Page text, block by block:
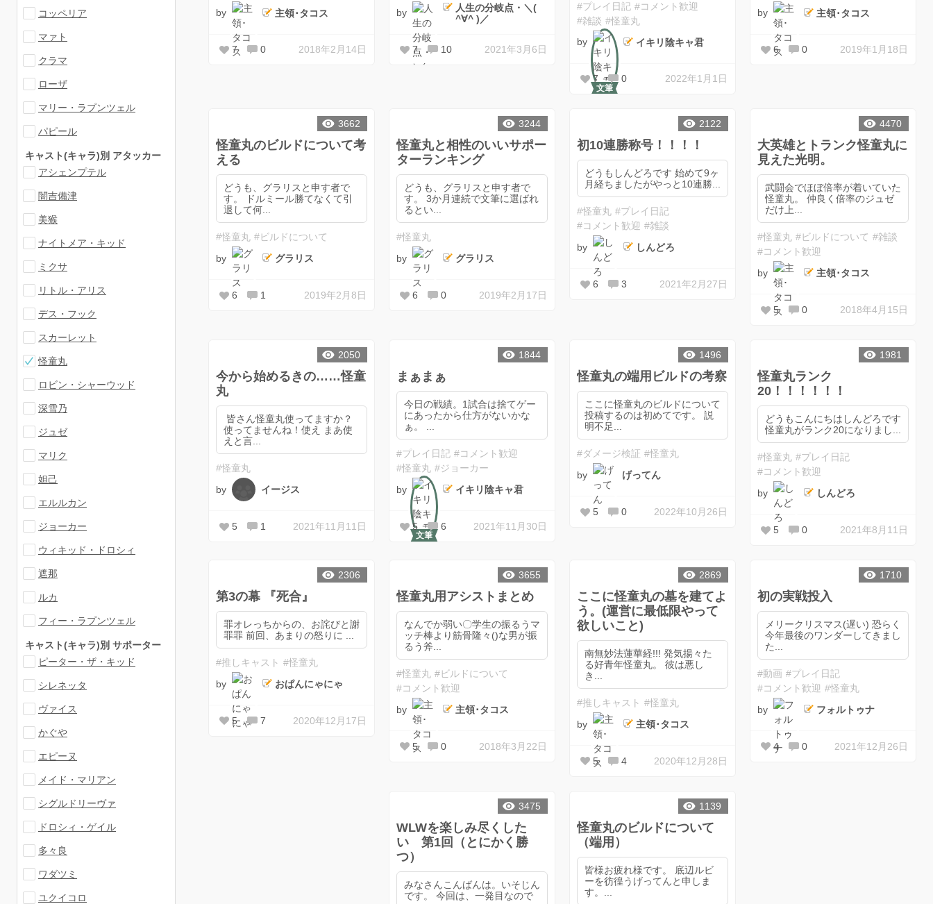
コッペリア
マァト
クラマ
ローザ
マリー・ラプンツェル
パピール
キャスト(キャラ)別 アタッカー
アシェンプテル
闇吉備津
美猴
ナイトメア・キッド
ミクサ
リトル・アリス
デス・フック
スカーレット
怪童丸
ロビン・シャーウッド
深雪乃
ジュゼ
マリク
妲己
エルルカン
ジョーカー
ウィキッド・ドロシィ
遮那
ルカ
フィー・ラプンツェル
キャスト(キャラ)別 サポーター
ピーター・ザ・キッド
シレネッタ
ヴァイス
かぐや
エピーヌ
メイド・マリアン
シグルドリーヴァ
ドロシィ・ゲイル
多々良
ワダツミ
ユクイコロ
by
主領･タコス
7 0 2018年2月14日
by
人生の分岐点・＼(
^∀^ )／
7 10 2021年3月6日
#プレイ日記 #コメント歓迎
#雑談 #怪童丸
by
文筆
イキリ陰キャ君
7 0 2022年1月1日
by
主領･タコス
6 0 2019年1月18日
怪童丸のビルドについて考
える
どうも、グラリスと申す者で
す。 ドルミール勝てなくて引
退して何...
#怪童丸 #ビルドについて
by
グラリス
3662
6 1 2019年2月8日
怪童丸と相性のいいサポー
ターランキング
どうも、グラリスと申す者で
す。 3か月連続で文筆に選ばれ
るとい...
#怪童丸
by
グラリス
3244
6 0 2019年2月17日
初10連勝称号！！！！
どうもしんどろです 始めて9ヶ
月経ちましたがやっと10連勝...
#怪童丸 #プレイ日記
#コメント歓迎 #雑談
by
しんどろ
2122
6 3 2021年2月27日
大英雄とトランク怪童丸に
見えた光明。
武闘会でほぼ倍率が着いていた
怪童丸。 仲良く倍率のジュゼ
だけ上...
#怪童丸 #ビルドについて #雑談
#コメント歓迎
by
主領･タコス
4470
5 0 2018年4月15日
今から始めるきの……怪童
丸
皆さん怪童丸使ってますか？
使ってませんね！使え まあ使
えと言...
#怪童丸
by
イージス
2050
5 1 2021年11月11日
まぁまぁ
今日の戦績。1試合は捨てゲー
にあったから仕方がないかな
ぁ。 ...
#プレイ日記 #コメント歓迎
#怪童丸 #ジョーカー
by
文筆
イキリ陰キャ君
1844
5 6 2021年11月30日
怪童丸の端用ビルドの考察
ここに怪童丸のビルドについて
投稿するのは初めてです。 説
明不足...
#ダメージ検証 #怪童丸
by
げってん
1496
5 0 2022年10月26日
怪童丸ランク
20！！！！！！
どうもこんにちはしんどろです
怪童丸がランク20になりまし...
#怪童丸 #プレイ日記
#コメント歓迎
by
しんどろ
1981
5 0 2021年8月11日
第3の幕 『死合』
罪オレっちからの、お詫びと謝
罪罪 前回、あまりの怒りに ...
#推しキャスト #怪童丸
by
おぱんにゃにゃ
2306
5 7 2020年12月17日
怪童丸用アシストまとめ
なんでか弱い〇学生の振るうマ
ッチ棒より筋骨隆々()な男が振
るう斧...
#怪童丸 #ビルドについて
#コメント歓迎
by
主領･タコス
3655
5 0 2018年3月22日
ここに怪童丸の墓を建てよ
う。(運営に最低限やって
欲しいこと)
南無妙法蓮華経!!! 発気揚々た
る好青年怪童丸。 彼は悪し
き...
#推しキャスト #怪童丸
by
主領･タコス
2869
5 4 2020年12月28日
初の実戦投入
メリークリスマス(遅い) 恐らく
今年最後のワンダーしてきまし
た...
#動画 #プレイ日記
#コメント歓迎 #怪童丸
by
フォルトゥナ
1710
4 0 2021年12月26日
WLWを楽しみ尽くした
い 第1回（とにかく勝
つ）
みなさんこんばんは。いそじん
です。 今回は、一発目なので
3475
怪童丸のビルドについて
（端用）
皆様お疲れ様です。 底辺ルビ
ーを彷徨うげってんと申しま
す。...
1139